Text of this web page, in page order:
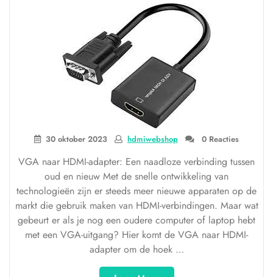
30 oktober 2023 hdmiwebshop 0 Reacties
VGA naar HDMI-adapter: Een naadloze verbinding tussen
oud en nieuw Met de snelle ontwikkeling van
technologieën zijn er steeds meer nieuwe apparaten op de
markt die gebruik maken van HDMI-verbindingen. Maar wat
gebeurt er als je nog een oudere computer of laptop hebt
met een VGA-uitgang? Hier komt de VGA naar HDMI-
adapter om de hoek …